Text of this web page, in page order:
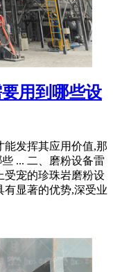
用到哪些设
能发挥其应用价值,那
... 二、磨粉设备雷
受宠的珍珠岩磨粉设
有显著的优势,深受业